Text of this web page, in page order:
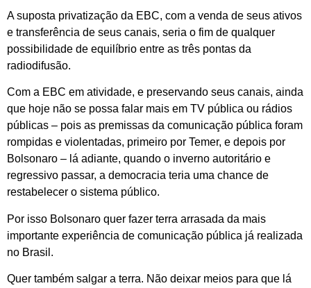
A suposta privatização da EBC, com a venda de seus ativos
e transferência de seus canais, seria o fim de qualquer
possibilidade de equilíbrio entre as três pontas da
radiodifusão.
Com a EBC em atividade, e preservando seus canais, ainda
que hoje não se possa falar mais em TV pública ou rádios
públicas – pois as premissas da comunicação pública foram
rompidas e violentadas, primeiro por Temer, e depois por
Bolsonaro – lá adiante, quando o inverno autoritário e
regressivo passar, a democracia teria uma chance de
restabelecer o sistema público.
Por isso Bolsonaro quer fazer terra arrasada da mais
importante experiência de comunicação pública já realizada
no Brasil.
Quer também salgar a terra. Não deixar meios para que lá